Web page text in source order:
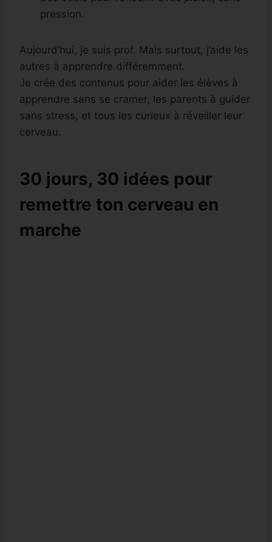
pression.
Aujourd’hui, je suis prof. Mais surtout, j’aide les
autres à apprendre différemment.
Je crée des contenus pour aider les élèves à
apprendre sans se cramer, les parents à guider
sans stress, et tous les curieux à réveiller leur
cerveau.
30 jours, 30 idées pour
remettre ton cerveau en
marche